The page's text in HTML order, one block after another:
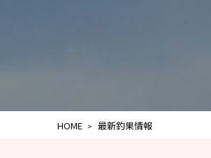
HOME 最新釣果情報